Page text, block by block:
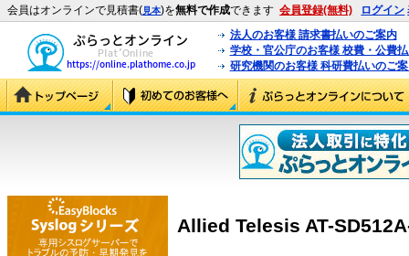
会員はオンラインで見積書(見本)を無料で作成できます 会員登録(無料) ログイン
法人のお客様 請求書払いのご案内
学校・官公庁のお客様 校費・公費
研究機関のお客様 科研費払いのご
Allied Telesis AT-